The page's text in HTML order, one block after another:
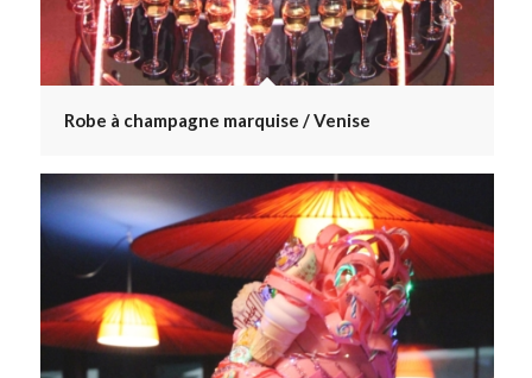
Robe à champagne marquise / Venise